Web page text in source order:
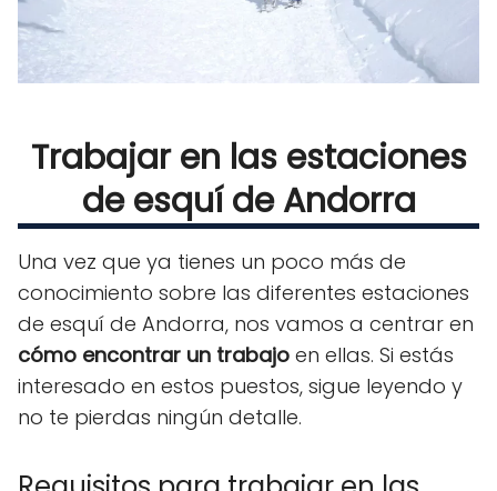
Trabajar en las estaciones
de esquí de Andorra
Una vez que ya tienes un poco más de
conocimiento sobre las diferentes estaciones
de esquí de Andorra, nos vamos a centrar en
cómo encontrar un trabajo en ellas. Si estás
interesado en estos puestos, sigue leyendo y
no te pierdas ningún detalle.